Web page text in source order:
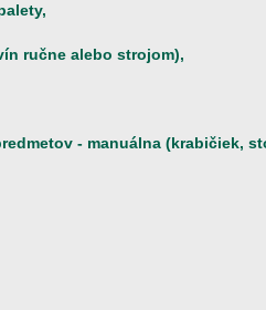
ručne alebo strojom),
- manuálna (krabičiek,